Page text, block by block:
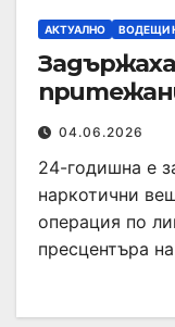
АКТУАЛНО ВОДЕЩИ
04.06.2026
24-годишна е
наркотични
операция по
пресцентъра